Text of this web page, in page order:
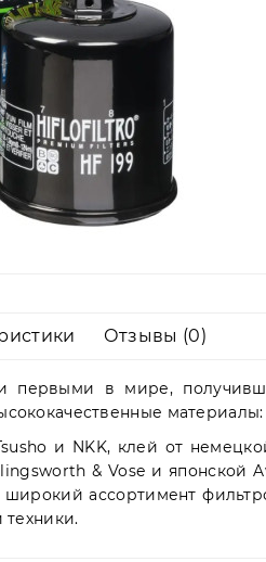
Отзывы (0)
первыми в мире,
материалы:
и NKK, клей от
& Vose и
ассортимент